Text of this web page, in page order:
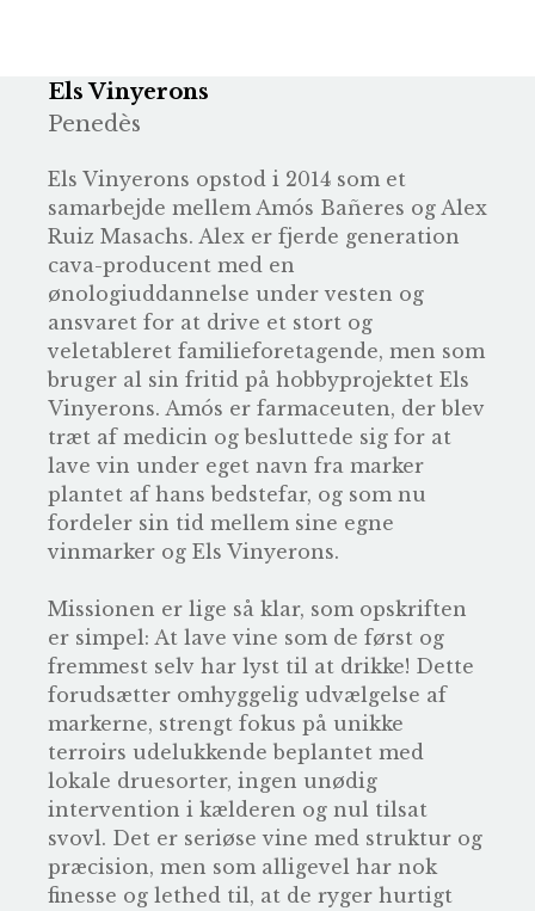
Els Vinyerons
Penedès
Els Vinyerons opstod i 2014 som et
samarbejde mellem Amós Bañeres og Alex
Ruiz Masachs. Alex er fjerde generation
cava-producent med en
ønologiuddannelse under vesten og
ansvaret for at drive et stort og
veletableret familieforetagende, men som
bruger al sin fritid på hobbyprojektet Els
Vinyerons. Amós er farmaceuten, der blev
træt af medicin og besluttede sig for at
lave vin under eget navn fra marker
plantet af hans bedstefar, og som nu
fordeler sin tid mellem sine egne
vinmarker og Els Vinyerons.
Missionen er lige så klar, som opskriften
er simpel: At lave vine som de først og
fremmest selv har lyst til at drikke! Dette
forudsætter omhyggelig udvælgelse af
markerne, strengt fokus på unikke
terroirs udelukkende beplantet med
lokale druesorter, ingen unødig
intervention i kælderen og nul tilsat
svovl. Det er seriøse vine med struktur og
præcision, men som alligevel har nok
finesse og lethed til, at de ryger hurtigt